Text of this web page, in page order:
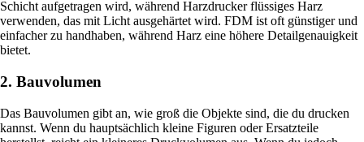
Schicht aufgetragen wird, während Harzdrucker flüssiges Harz
verwenden, das mit Licht ausgehärtet wird. FDM ist oft günstiger und
einfacher zu handhaben, während Harz eine höhere Detailgenauigkeit
bietet.
2. Bauvolumen
Das Bauvolumen gibt an, wie groß die Objekte sind, die du drucken
kannst. Wenn du hauptsächlich kleine Figuren oder Ersatzteile